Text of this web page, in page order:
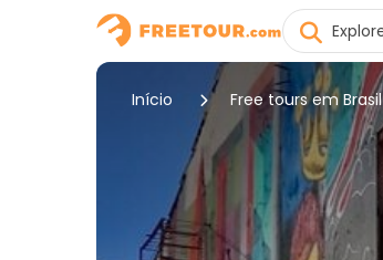
Início Free tours em Brasil